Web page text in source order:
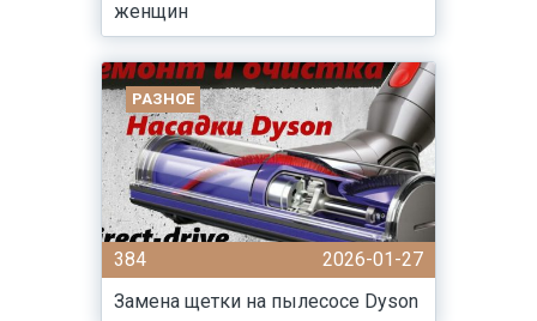
женщин
РАЗНОЕ
384
2026-01-27
Замена щетки на пылесосе Dyson